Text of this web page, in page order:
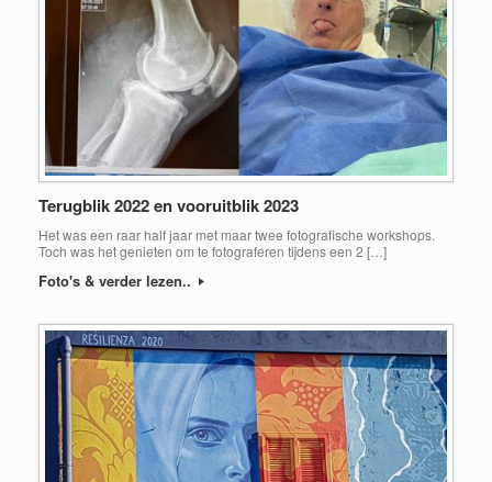
Terugblik 2022 en vooruitblik 2023
Het was een raar half jaar met maar twee fotografische workshops.
Toch was het genieten om te fotograferen tijdens een 2 […]
Foto's & verder lezen..